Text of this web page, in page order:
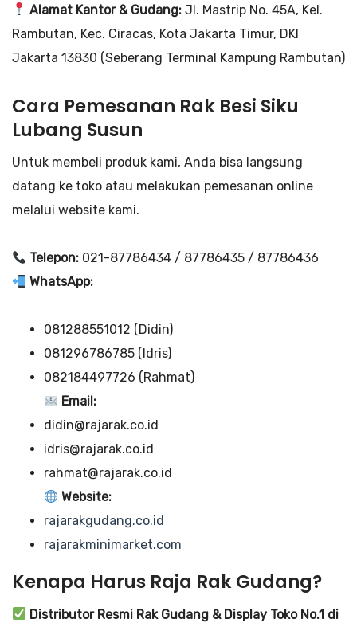
Alamat Kantor & Gudang: Jl. Mastrip No. 45A, Kel.
Rambutan, Kec. Ciracas, Kota Jakarta Timur, DKI
Jakarta 13830 (Seberang Terminal Kampung Rambutan)
Cara Pemesanan Rak Besi Siku
Lubang Susun
Untuk membeli produk kami, Anda bisa langsung
datang ke toko atau melakukan pemesanan online
melalui website kami.
Telepon: 021-87786434 / 87786435 / 87786436
WhatsApp:
081288551012 (Didin)
081296786785 (Idris)
082184497726 (Rahmat)
Email:
didin@rajarak.co.id
idris@rajarak.co.id
rahmat@rajarak.co.id
Website:
rajarakgudang.co.id
rajarakminimarket.com
Kenapa Harus Raja Rak Gudang?
Distributor Resmi Rak Gudang & Display Toko No.1 di